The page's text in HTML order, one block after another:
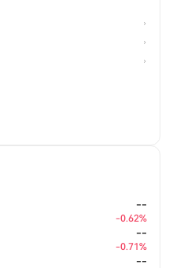
--
-0.62%
--
-0.71%
--